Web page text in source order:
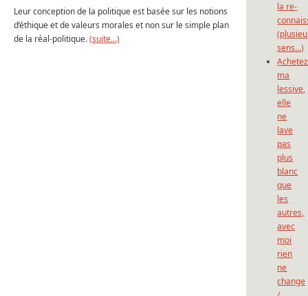
Leur conception de la politique est basée sur les notions
d’éthique et de valeurs morales et non sur le simple plan
de la réal-politique.(suite…)
la re-
sens…)
Achetez
ma
lessive,
elle
ne
lave
pas
plus
blanc
que
les
autres,
avec
moi
rien
ne
change